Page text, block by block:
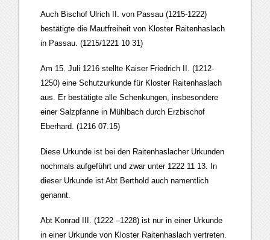
Auch Bischof Ulrich II. von Passau (1215-1222)
bestätigte die Mautfreiheit von Kloster Raitenhaslach
in Passau. (1215/1221 10 31)
Am 15. Juli 1216 stellte Kaiser Friedrich II. (1212-
1250) eine Schutzurkunde für Kloster Raitenhaslach
aus. Er bestätigte alle Schenkungen, insbesondere
einer Salzpfanne in Mühlbach durch Erzbischof
Eberhard. (1216 07.15)
Diese Urkunde ist bei den Raitenhaslacher Urkunden
nochmals aufgeführt und zwar unter 1222 11 13. In
dieser Urkunde ist Abt Berthold auch namentlich
genannt.
Abt Konrad III. (1222 –1228) ist nur in einer Urkunde
in einer Urkunde von Kloster Raitenhaslach vertreten.